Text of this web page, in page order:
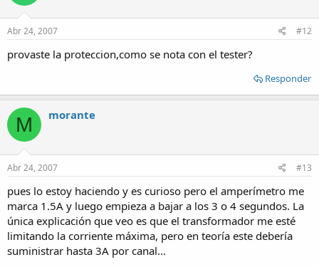
Abr 24, 2007 #12
provaste la proteccion,como se nota con el tester?
Responder
M morante
Abr 24, 2007 #13
pues lo estoy haciendo y es curioso pero el amperímetro me
marca 1.5A y luego empieza a bajar a los 3 o 4 segundos. La
única explicación que veo es que el transformador me esté
limitando la corriente máxima, pero en teoría este debería
suministrar hasta 3A por canal...